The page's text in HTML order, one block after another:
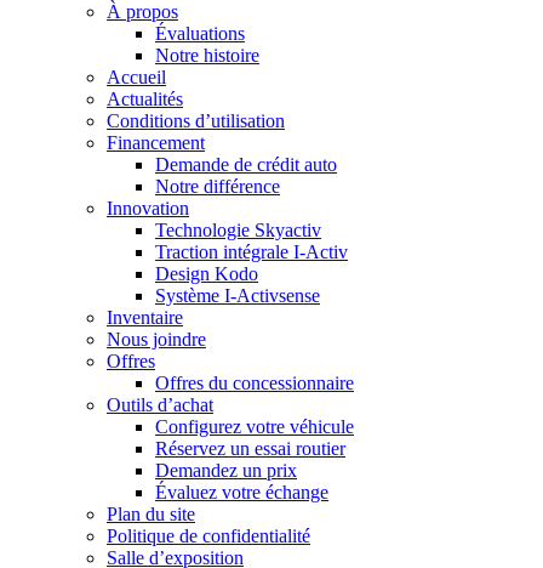
À propos
Évaluations
Notre histoire
Accueil
Actualités
Conditions d’utilisation
Financement
Demande de crédit auto
Notre différence
Innovation
Technologie Skyactiv
Traction intégrale I-Activ
Design Kodo
Système I-Activsense
Inventaire
Nous joindre
Offres
Offres du concessionnaire
Outils d’achat
Configurez votre véhicule
Réservez un essai routier
Demandez un prix
Évaluez votre échange
Plan du site
Politique de confidentialité
Salle d’exposition